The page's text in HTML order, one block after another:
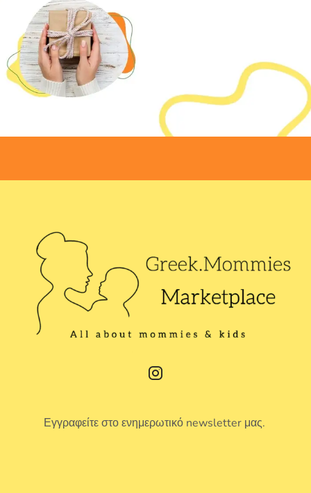
Εγγραφείτε στο ενημερωτικό newsletter μας.